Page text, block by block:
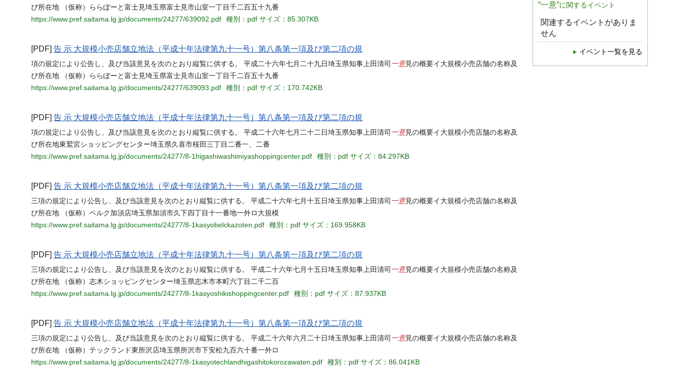
“一意”に関するイベント
関連するイベントがありま
せん
イベント一覧を見る
び所在地 （仮称）ららぽーと富士見埼玉県富士見市山室一丁目千二百五十九番
https://www.pref.saitama.lg.jp/documents/24277/639092.pdf
種別：pdf サイズ：85.307KB
[PDF] 告 示 大規模小売店舗立地法（平成十年法律第九十一号）第八条第一項及び第二項の規
項の規定により公告し、及び当該意見を次のとおり縦覧に供する。 平成二十六年七月二十九日埼玉県知事上田清司 一意見の概要イ大規模小売店舗の名称及
び所在地 （仮称）ららぽーと富士見埼玉県富士見市山室一丁目千二百五十九番
https://www.pref.saitama.lg.jp/documents/24277/639093.pdf
種別：pdf サイズ：170.742KB
[PDF] 告 示 大規模小売店舗立地法（平成十年法律第九十一号）第八条第一項及び第二項の規
項の規定により公告し、及び当該意見を次のとおり縦覧に供する。 平成二十六年七月二十二日埼玉県知事上田清司 一意見の概要イ大規模小売店舗の名称及
び所在地東鷲宮ショッピングセンター埼玉県久喜市桜田三丁目二番一、二番
https://www.pref.saitama.lg.jp/documents/24277/8-1higashiwashimiyashoppingcenter.pdf
種別：pdf サイズ：84.297KB
[PDF] 告 示 大規模小売店舗立地法（平成十年法律第九十一号）第八条第一項及び第二項の規
三項の規定により公告し、及び当該意見を次のとおり縦覧に供する。 平成二十六年七月十五日埼玉県知事上田清司 一意見の概要イ大規模小売店舗の名称及
び所在地 （仮称）ベルク加須店埼玉県加須市久下四丁目十一番地一外ロ大規模
https://www.pref.saitama.lg.jp/documents/24277/8-1kasyobelckazoten.pdf
種別：pdf サイズ：169.958KB
[PDF] 告 示 大規模小売店舗立地法（平成十年法律第九十一号）第八条第一項及び第二項の規
三項の規定により公告し、及び当該意見を次のとおり縦覧に供する。 平成二十六年七月十五日埼玉県知事上田清司 一意見の概要イ大規模小売店舗の名称及
び所在地 （仮称）志木ショッピングセンター埼玉県志木市本町六丁目二千二百
https://www.pref.saitama.lg.jp/documents/24277/8-1kasyoshikishoppingcenter.pdf
種別：pdf サイズ：87.937KB
[PDF] 告 示 大規模小売店舗立地法（平成十年法律第九十一号）第八条第一項及び第二項の規
三項の規定により公告し、及び当該意見を次のとおり縦覧に供する。 平成二十六年六月二十日埼玉県知事上田清司 一意見の概要イ大規模小売店舗の名称及
び所在地 （仮称）テックランド東所沢店埼玉県所沢市下安松九百六十番一外ロ
https://www.pref.saitama.lg.jp/documents/24277/8-1kasyotechlandhigashitokorozawaten.pdf
種別：pdf サイズ：86.041KB